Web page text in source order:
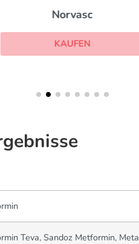
Norvasc
KAUFEN
Teva, Sandoz Metformin,